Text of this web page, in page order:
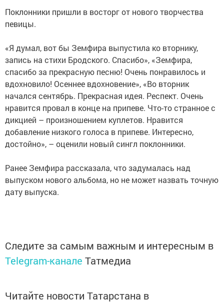
Поклонники пришли в восторг от нового творчества
певицы.
«Я думал, вот бы Земфира выпустила ко вторнику,
запись на стихи Бродского. Спасибо», «Земфира,
спасибо за прекрасную песню! Очень понравилось и
вдохновило! Осеннее вдохновение», «Во вторник
начался сентябрь. Прекрасная идея. Респект. Очень
нравится провал в конце на припеве. Что-то странное с
дикцией – произношением куплетов. Нравится
добавление низкого голоса в припеве. Интересно,
достойно», – оценили новый сингл поклонники.
Ранее Земфира рассказала, что задумалась над
выпуском нового альбома, но не может назвать точную
дату выпуска.
Следите за самым важным и интересным в
Telegram-канале Татмедиа
Читайте новости Татарстана в